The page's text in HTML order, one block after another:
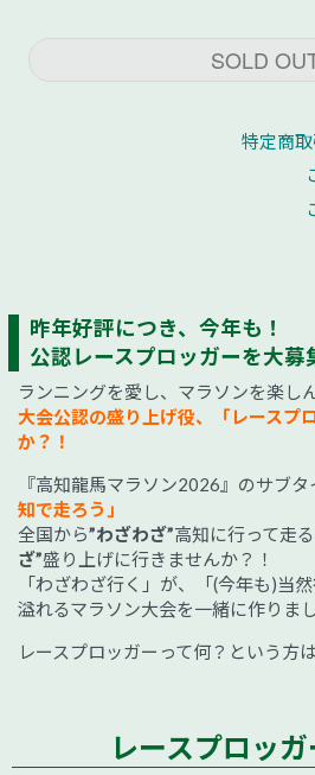
SOLD
特定商
昨年好評につき、今年も！
公認レースプロッガーを大募
ランニングを愛し、マラソンを楽し
大会公認の盛り上げ役、「レースプ
か？！
『高知龍馬マラソン2026』のサブタ
知で走ろう」
全国から”わざわざ”高知に行って走
ざ”盛り上げに行きませんか？！
「わざわざ行く」が、「(今年も)当
溢れるマラソン大会を一緒に作りま
レースプロッガーって何？という方
レースプロッガ